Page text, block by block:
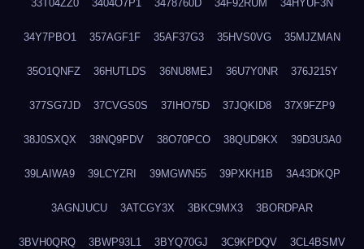
33T04ZZ0 3404O7P1 3478760D 34F92RUM 34HYUF3N
34Y7PBO1 357AGF1F 35AF37G3 35HVS0VG 35MJZMAN
35O1QNFZ 36HUTLDS 36NU8MEJ 36U7Y0NR 376J215Y
377SG7JD 37CVGS0S 37IHO75D 37JQKID8 37X9FZP9
38J0SXQX 38NQ9PDV 38O70PCO 38QUD9KX 39D3U3A0
39LAIWA9 39LCYZRI 39MGWN55 39PXKH1B 3A43DKQP
3AGNJUCU 3ATCGY3X 3BKC9MX3 3BORDPAR
3BVH0QRQ 3BWP93L1 3BYQ70GJ 3C9KPDQV 3CL4BSMV